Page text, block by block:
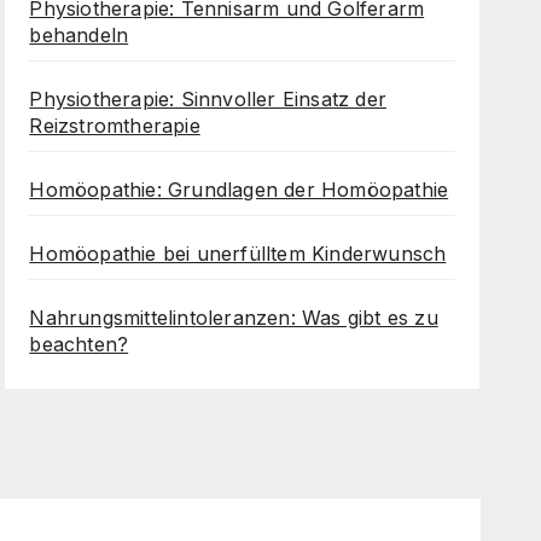
Physiotherapie: Tennisarm und Golferarm
behandeln
Physiotherapie: Sinnvoller Einsatz der
Reizstromtherapie
Homöopathie: Grundlagen der Homöopathie
Homöopathie bei unerfülltem Kinderwunsch
Nahrungsmittelintoleranzen: Was gibt es zu
beachten?